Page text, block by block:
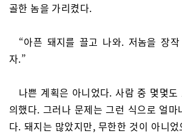
골한 놈을 가리켰다.
“아픈 돼지를 끌고 나와. 저놈을 장
자.”
나쁜 계획은 아니었다. 사람 중 몇몇
의했다. 그러나 문제는 그런 식으로 얼마
다. 돼지는 많았지만, 무한한 것이 아니